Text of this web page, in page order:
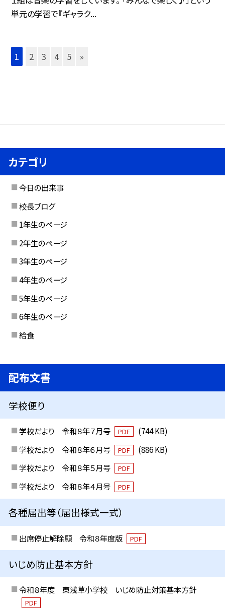
単元の学習で『ギャラク...
1 2 3 4 5 »
カテゴリ
今日の出来事
校長ブログ
1年生のページ
2年生のページ
3年生のページ
4年生のページ
5年生のページ
6年生のページ
給食
配布文書
学校便り
学校だより 令和８年７月号 PDF
(744 KB)
学校だより 令和８年６月号
PDF
(886 KB)
学校だより 令和８年５月号
PDF
学校だより 令和８年４月号 PDF
各種届出等（届出様式一式）
出席停止解除願 令和８年度版 PDF
いじめ防止基本方針
令和８年度 東浅草小学校 いじめ防止対策基本方針
PDF